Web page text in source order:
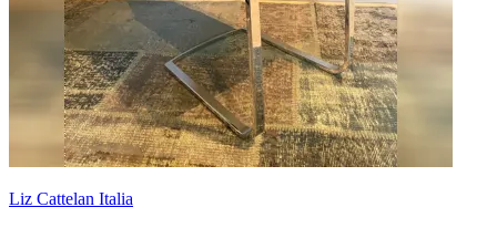
Liz Cattelan Italia